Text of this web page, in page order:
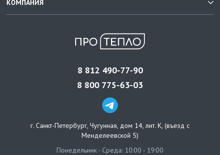
КОМПАНИЯ
8 812 490-77-90
8 800 775-63-03
г. Санкт-Петербург, Чугунная, дом 14, лит. К, (въезд с
Менделеевской 5)
Понедельник - Среда: 10:00 - 19:00